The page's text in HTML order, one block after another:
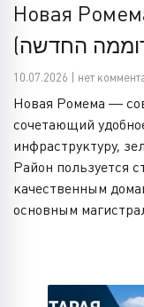
Новая
10.07.2026 | нет
Новая Ромема —
сочетающий
инфраструктуру,
Район пользуется
качественным
основным